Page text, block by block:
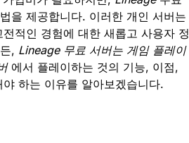
을 제공합니다. 이러한 개인 서버는
적인 경험에 대한 새롭고 사용자 정
, Lineage 무료 서버는 게임 플레이
에서 플레이하는 것의 기능, 이점,
하는 이유를 알아보겠습니다.